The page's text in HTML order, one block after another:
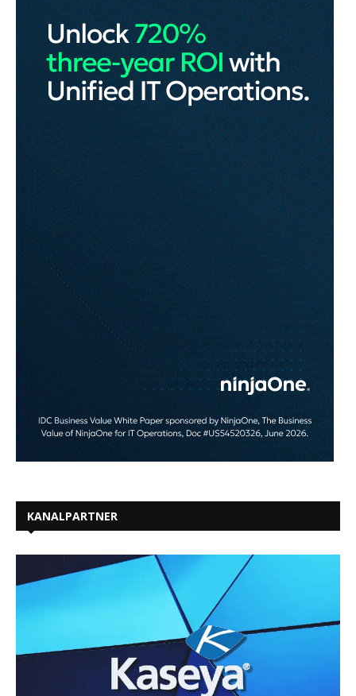
KANALPARTNER